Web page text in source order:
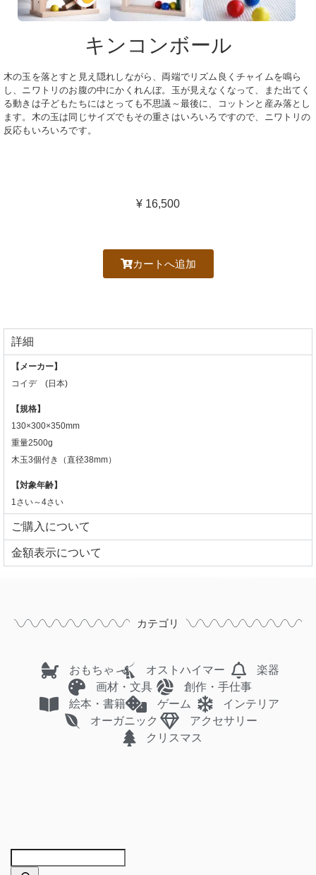
キンコンボール
木の玉を落とすと見え隠れしながら、両端でリズム良くチャイムを鳴ら
し、ニワトリのお腹の中にかくれんぼ。玉が見えなくなって、また出てく
る動きは子どもたちにはとっても不思議～最後に、コットンと産み落とし
ます。木の玉は同じサイズでもその重さはいろいろですので、ニワトリの
反応もいろいろです。
¥ 16,500
カートへ追加
詳細
【メーカー】
コイデ (日本)
【規格】
130×300×350mm
重量2500g
木玉3個付き（直径38mm）
【対象年齢】
1さい～4さい
ご購入について
⾦額表⽰について
カテゴリ
おもちゃ オストハイマー
楽器
画材・文具
創作・手仕事
絵本・書籍
ゲーム
インテリア
オーガニック
アクセサリー
クリスマス